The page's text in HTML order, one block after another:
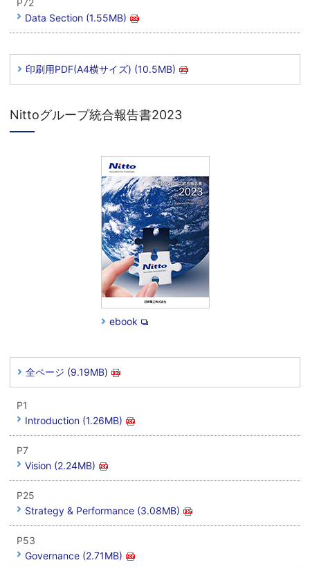
P72
Data Section (1.55MB)
印刷用PDF(A4横サイズ) (10.5MB)
Nittoグループ統合報告書2023
ebook
全ページ (9.19MB)
P1
Introduction (1.26MB)
P7
Vision (2.24MB)
P25
Strategy & Performance (3.08MB)
P53
Governance (2.71MB)